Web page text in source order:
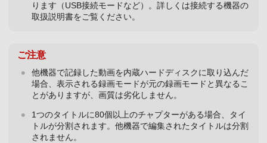
ります（USB接続モードなど）。詳しくは接続する機器の
取扱説明書をご覧ください。
ご注意
他機器で記録した動画を内蔵ハードディスクに取り込んだ
場合、表示される録画モードが元の録画モードと異なるこ
とがありますが、画質は劣化しません。
1つのタイトルに80個以上のチャプターがある場合、タイ
トルが分割されます。他機器で編集されたタイトルは分割
されません。